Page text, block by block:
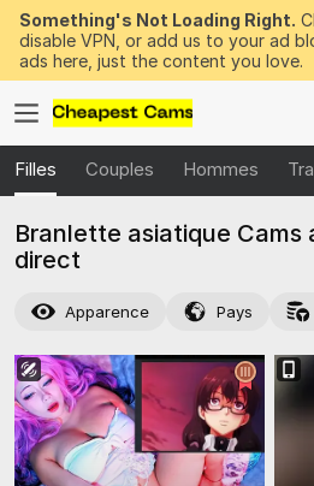
Something's Not Loading Right.
disable VPN, or add us to your ad
ads here, just the content you love.
Filles Couples Hommes
Branlette asiatique Cams
direct
Apparence Pays